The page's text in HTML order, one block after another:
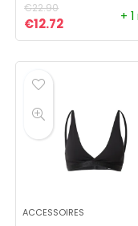
€22.90
Oorspronkelijke
€12.72Huidige +
ACCESSOIRES